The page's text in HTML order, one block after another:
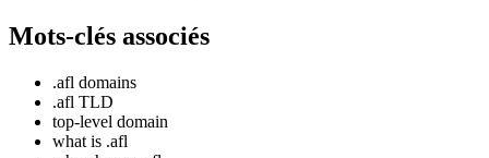
Mots-clés associés
.afl domains
.afl TLD
top-level domain
what is .afl